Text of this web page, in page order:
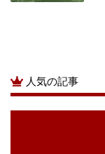
人気の記事